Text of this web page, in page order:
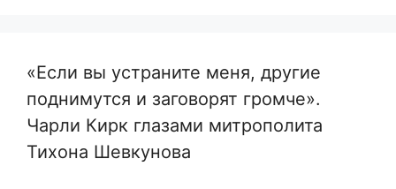
«Если вы устраните меня, другие
поднимутся и заговорят громче».
Чарли Кирк глазами митрополита
Тихона Шевкунова